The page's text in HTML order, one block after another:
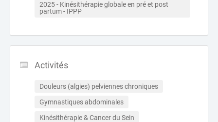
2025 - Kinésithérapie globale en pré et post
partum - IPPP
Activités
Douleurs (algies) pelviennes chroniques
Gymnastiques abdominales
Kinésithérapie & Cancer du Sein